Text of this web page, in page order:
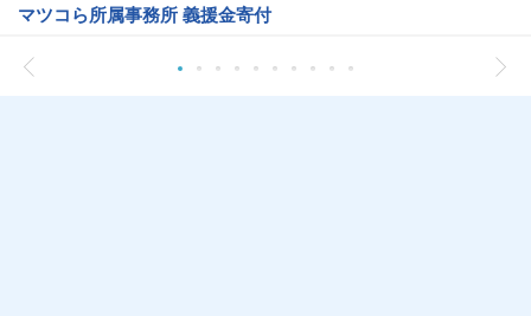
マツコら所属事務所 義援金寄付